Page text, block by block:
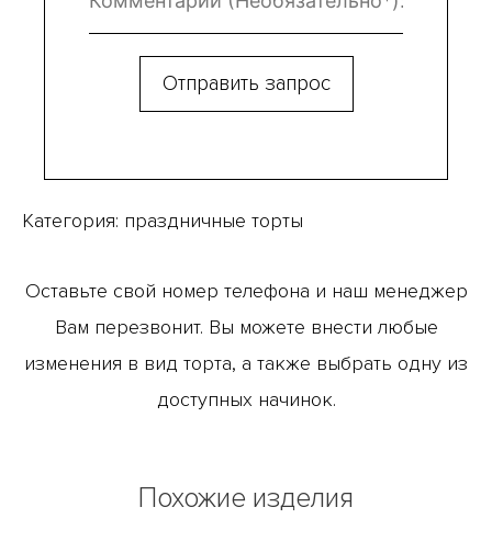
Категория: праздничные торты
Оставьте свой номер телефона и наш менеджер
Вам перезвонит. Вы можете внести любые
изменения в вид торта, а также выбрать одну из
доступных начинок.
Похожие изделия